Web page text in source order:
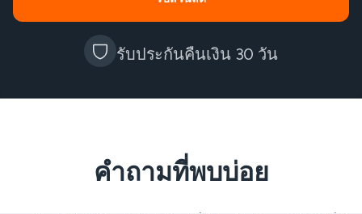
รับประกันคืนเงิน 30 วัน
คำถามที่พบบ่อย